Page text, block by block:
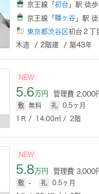
京王線「初台 」駅 徒
京王線「 幡ヶ谷 」駅
東京都渋谷区初台２丁
木造 / 2階建 / 築43年
NEW
5.6万円 管理費 2,000
敷 無料 礼
0.5ヶ月
1Ｒ / 14.00㎡ / 2階
NEW
5.8万円 管理費 3,000
敷 - 礼
0.5ヶ月